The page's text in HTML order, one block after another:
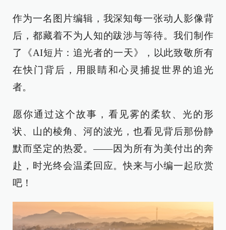
作为一名图片编辑，我深知每一张动人影像背
后，都藏着不为人知的跋涉与等待。我们制作
了《AI短片：追光者的一天》，以此致敬所有
在快门背后，用眼睛和心灵捕捉世界的追光
者。
愿你通过这个故事，看见雾的柔软、光的形
状、山的棱角、河的波光，也看见背后那份静
默而坚定的热爱。——因为所有为美付出的奔
赴，时光终会温柔回应。快来与小编一起欣赏
吧！